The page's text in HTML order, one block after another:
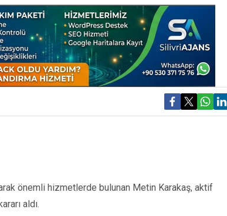
önemli hizmetlerde bulunan Metin Karakaş, aktif
aldı.